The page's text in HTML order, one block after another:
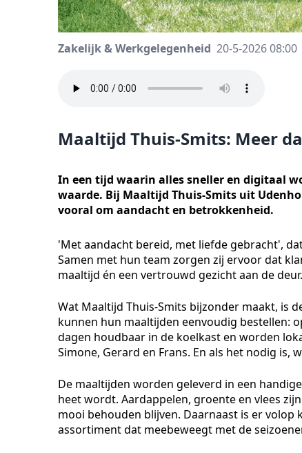
Zakelijk & Werkgelegenheid 20-5-2026 08:00
Maaltijd Thuis-Smits: Meer
In een tijd waarin alles sneller en digitaal
waarde. Bij Maaltijd Thuis-Smits uit
vooral om aandacht en betrokkenheid.
'Met aandacht bereid, met liefde gebracht',
Samen met hun team zorgen zij ervoor dat
maaltijd én een vertrouwd gezicht aan de deur.
Wat Maaltijd Thuis-Smits bijzonder maakt, is
kunnen hun maaltijden eenvoudig bestellen:
dagen houdbaar in de koelkast en worden
Simone, Gerard en Frans. En als het nodig
De maaltijden worden geleverd in een
heet wordt. Aardappelen, groente en vlees
mooi behouden blijven. Daarnaast is er
assortiment dat meebeweegt met de